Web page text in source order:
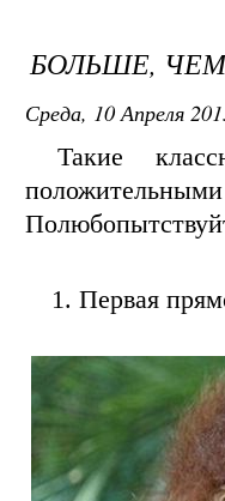
БОЛЬШЕ,
Среда, 10 Апреля
Такие
1. Первая